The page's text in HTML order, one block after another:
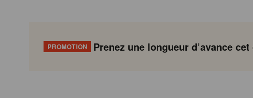
PROMOTION Prenez une longueur d’avance